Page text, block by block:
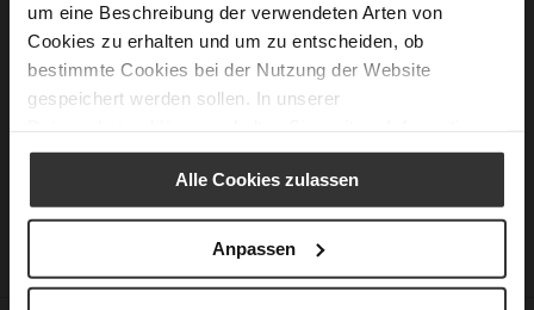
um eine Beschreibung der verwendeten Arten von
Cookies zu erhalten und um zu entscheiden, ob
bestimmte Cookies bei der Nutzung der Website
gespeichert werden sollen. In unserer
Alle Cookies zulassen
Anpassen
Neue Kunden
Ein Konto zu erstellen hat viele Vorteile: schneller zur Kasse
gehen, mehr als eine Adresse speichern, Bestellungen